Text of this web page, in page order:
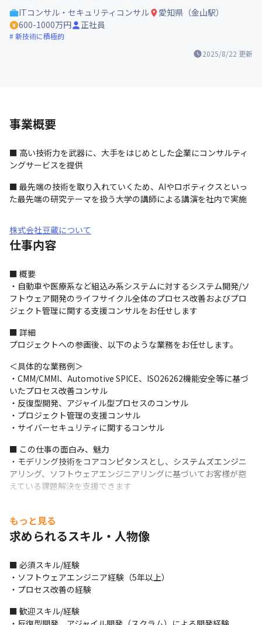
2025/8/22 更新
ITコンサル・セキュリティコンサル
愛知県（金山駅）
600-1000万円
正社員
新技術に積極的
事業概要
■ 高い技術力を武器に、大手をはじめとした企業にコンサルティ
ングサービスを提供
■ 最先端の技術を取り入れていくため、AIやロボティクスといっ
た最先端の研究テーマを扱う大学の講師による講演を社内で実施
株式会社豆蔵について
仕事内容
■ 概要
・自動車や医療系など組込み系システムに対するシステム開発/ソ
フトウェア開発のライフサイクル全体のプロセス改善およびプロ
ジェクト管理に関する支援コンサルをお任せします
■ 詳細
プロジェクトへの参画後、以下のような業務をお任せします。
＜具体的な業務例＞
・CMM/CMMI、Automotive SPICE、ISO26262機能安全等に基づ
いたプロセス改善コンサル
・反復型開発、アジャイル型プロセスのコンサル
・プロジェクト管理の支援コンサル
・サイバーセキュリティに関するコンサル
■ この仕事の面白み、魅力
・モデリング技術をコアコンピタンスとし、システムズエンジニ
アリング、ソフトウェアエンジニアリングに基づいてお客様が抱
えている課題解決を支援できます
もっと見る
求められるスキル・人物像
■ 必須スキル/経験
・ソフトウェアエンジニア経験（5年以上）
・プロセス改善の経験
■ 歓迎スキル/経験